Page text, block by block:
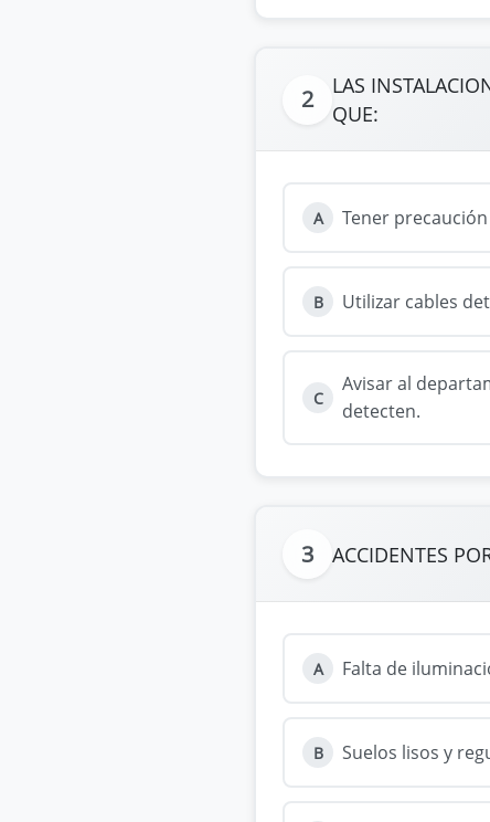
2
LAS
QUE:
A Tener
B Utilizar cables
C
Avisar al
detecten.
3 ACCIDENTES
A Falta de
B Suelos lisos y